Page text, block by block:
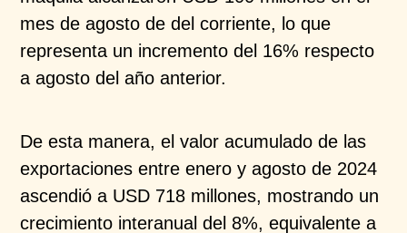
mes de agosto de del corriente, lo que
representa un incremento del 16% respecto
a agosto del año anterior.​
De esta manera, el valor acumulado de las
exportaciones entre enero y agosto de 2024
ascendió a USD 718 millones, mostrando un
crecimiento interanual del 8%, equivalente a